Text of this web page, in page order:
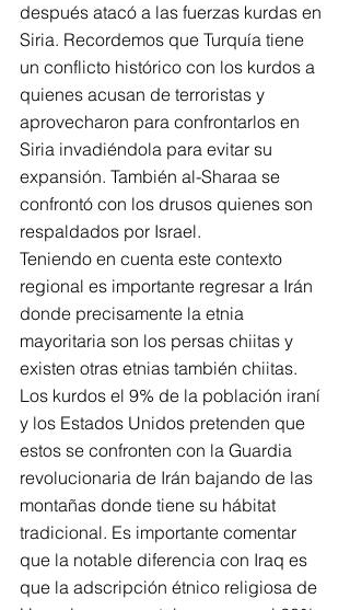
después atacó a las fuerzas kurdas en
Siria. Recordemos que Turquía tiene
un conflicto histórico con los kurdos a
quienes acusan de terroristas y
aprovecharon para confrontarlos en
Siria invadiéndola para evitar su
expansión. También al-Sharaa se
confrontó con los drusos quienes son
respaldados por Israel.
Teniendo en cuenta este contexto
regional es importante regresar a Irán
donde precisamente la etnia
mayoritaria son los persas chiitas y
existen otras etnias también chiitas.
Los kurdos el 9% de la población iraní
y los Estados Unidos pretenden que
estos se confronten con la Guardia
revolucionaria de Irán bajando de las
montañas donde tiene su hábitat
tradicional. Es importante comentar
que la notable diferencia con Iraq es
que la adscripción étnico religiosa de